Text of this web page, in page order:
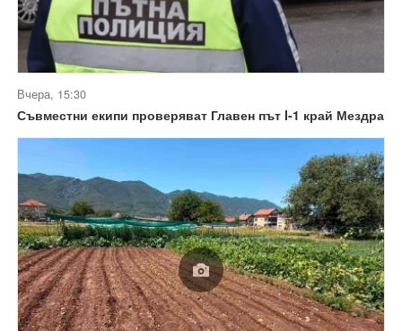
Вчера, 15:30
Съвместни екипи проверяват Главен път I-1 край Мездра